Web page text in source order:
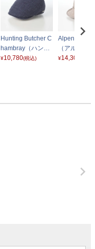
Hunting Butcher C
hambray（ハンチ
ング ブッチャーシ
¥10,780(税込)
Alpen Omi
（アルペン
ネン）
¥14,300